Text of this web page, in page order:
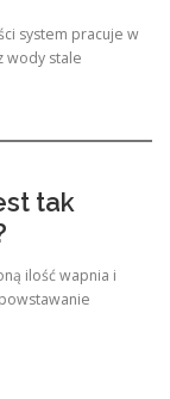
system pracuje w
wody stale
tak
ilość wapnia i